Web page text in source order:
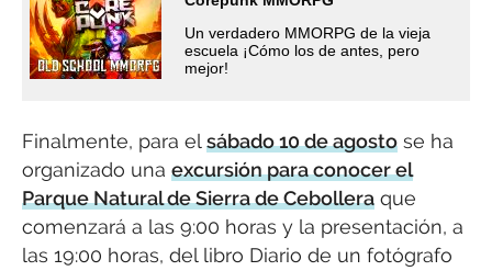
Un verdadero MMORPG de la vieja
escuela ¡Cómo los de antes, pero
mejor!
Finalmente, para el sábado 10 de agosto se ha
organizado una excursión para conocer el
Parque Natural de Sierra de Cebollera que
comenzará a las 9:00 horas y la presentación, a
las 19:00 horas, del libro Diario de un fotógrafo